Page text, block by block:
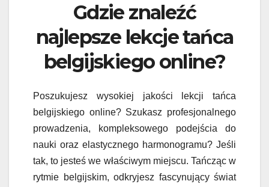
Gdzie znaleźć
najlepsze lekcje tańca
belgijskiego online?
Poszukujesz wysokiej jakości lekcji tańca
belgijskiego online? Szukasz profesjonalnego
prowadzenia, kompleksowego podejścia do
nauki oraz elastycznego harmonogramu? Jeśli
tak, to jesteś we właściwym miejscu. Tańcząc w
rytmie belgijskim, odkryjesz fascynujący świat